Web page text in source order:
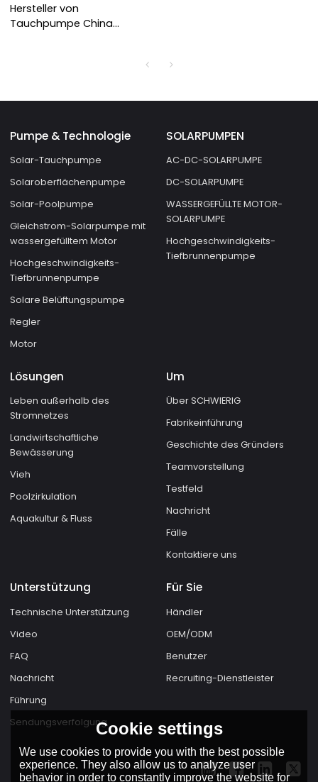
Hersteller von
Tauchpumpe China
Pumpe & Technologie
Solar-Tauchpumpe
Solaroberflächenpumpe
Solar-Poolpumpe
Gleichstrom-Solarpumpe mit
wassergefülltem Motor
Hochgeschwindigkeits-
Tiefbrunnenpumpe
Solare Belüftungspumpe
Regler
Motor
SOLARPUMPEN
AC-DC-SOLARPUMPE
DC-SOLARPUMPE
WASSERGEFÜLLTE MOTOR-
SOLARPUMPE
Hochgeschwindigkeits-
Tiefbrunnenpumpe
Lösungen
Leben außerhalb des
Stromnetzes
Landwirtschaftliche
Bewässerung
Vieh
Poolzirkulation
Aquakultur & Fluss
Um
Über SCHWIERIG
Fabrikeinführung
Geschichte des Gründers
Teamvorstellung
Testfeld
Nachricht
Fälle
Kontaktiere uns
Unterstützung
Technische Unterstützung
Video
FAQ
Nachricht
Führung
Sendungsverfolgung
Für Sie
Händler
OEM/ODM
Benutzer
Recruiting-Dienstleister
Cookie settings
We use cookies to provide you with the best possible
experience. They also allow us to analyze user
behavior in order to constantly improve the website for